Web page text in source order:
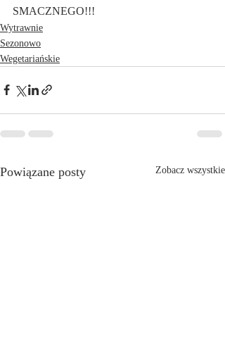
SMACZNEGO!!!
Wytrawnie
Sezonowo
Wegetariańskie
Powiązane posty Zobacz wszystkie